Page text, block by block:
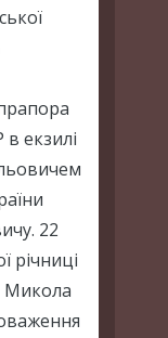
екзилі
22
річниці
Микола